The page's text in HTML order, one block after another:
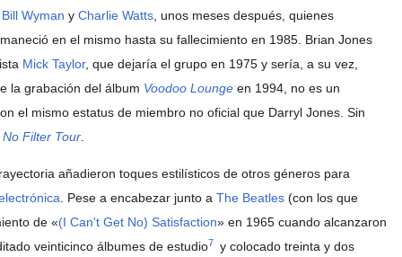
Bill Wyman y Charlie Watts, unos meses después, quienes
en el mismo hasta su fallecimiento en 1985. Brian Jones
Mick Taylor, que dejaría el grupo en 1975 y sería, a su vez,
la grabación del álbum Voodoo Lounge en 1994, no es un
el mismo estatus de miembro no oficial que Darryl Jones. Sin
No Filter Tour.
añadieron toques estilísticos de otros géneros para
. Pese a encabezar junto a The Beatles (con los que
de «(I Can't Get No) Satisfaction» en 1965 cuando alcanzaron
veinticinco álbumes de estudio7
​ y colocado treinta y dos